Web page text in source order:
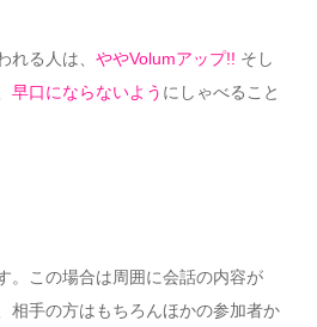
れる人は、 ややVolumアップ!! そし
早口にならないよう にしゃべること
。この場合は周囲に会話の内容が
相手の方はもちろんほかの参加者か